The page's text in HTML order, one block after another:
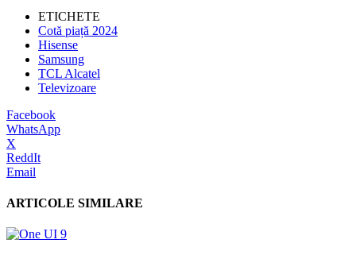
ETICHETE
Cotă piață 2024
Hisense
Samsung
TCL Alcatel
Televizoare
Facebook
WhatsApp
X
ReddIt
Email
ARTICOLE SIMILARE